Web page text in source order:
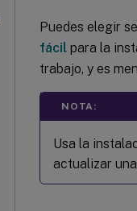
Puedes elegir
fácil para la
trabajo, y es
NOTA:
Usa la
actualizar